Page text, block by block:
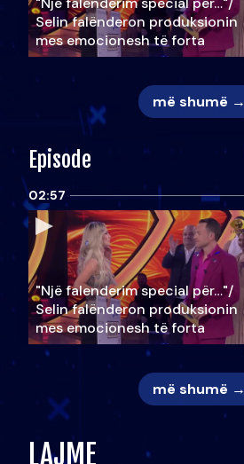
Selin falënderon produksionin
mes emocionesh të forta
më shumë →
Episode
02:57
"Një falenderim special për…"/
Selin falënderon produksionin
mes emocionesh të forta
më shumë →
LAJME